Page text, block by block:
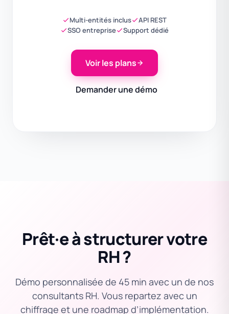
Multi-entités inclus
API REST
SSO entreprise
Support dédié
Voir les plans
Demander une démo
Prêt·e à structurer votre
RH ?
Démo personnalisée de 45 min avec un de nos
consultants RH. Vous repartez avec un
chiffrage et une roadmap d’implémentation.